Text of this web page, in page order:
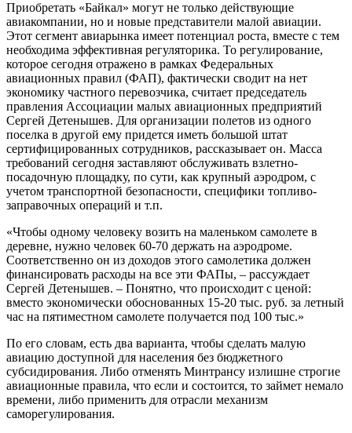
Приобретать «Байкал» могут не только действующие
авиакомпании, но и новые представители малой авиации.
Этот сегмент авиарынка имеет потенциал роста, вместе с тем
необходима эффективная регуляторика. То регулирование,
которое сегодня отражено в рамках Федеральных
авиационных правил (ФАП), фактически сводит на нет
экономику частного перевозчика, считает председатель
правления Ассоциации малых авиационных предприятий
Сергей Детенышев. Для организации полетов из одного
поселка в другой ему придется иметь большой штат
сертифицированных сотрудников, рассказывает он. Масса
требований сегодня заставляют обслуживать взлетно-
посадочную площадку, по сути, как крупный аэродром, с
учетом транспортной безопасности, специфики топливо-
заправочных операций и т.п.
«Чтобы одному человеку возить на маленьком самолете в
деревне, нужно человек 60-70 держать на аэродроме.
Соответственно он из доходов этого самолетика должен
финансировать расходы на все эти ФАПы, – рассуждает
Сергей Детенышев. – Понятно, что происходит с ценой:
вместо экономически обоснованных 15-20 тыс. руб. за летный
час на пятиместном самолете получается под 100 тыс.»
По его словам, есть два варианта, чтобы сделать малую
авиацию доступной для населения без бюджетного
субсидирования. Либо отменять Минтрансу излишне строгие
авиационные правила, что если и состоится, то займет немало
времени, либо применить для отрасли механизм
саморегулирования.